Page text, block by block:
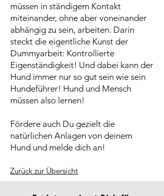
müssen in ständigem Kontakt
miteinander, ohne aber voneinander
abhängig zu sein, arbeiten. Darin
steckt die eigentliche Kunst der
Dummyarbeit: Kontrollierte
Eigenständigkeit! Und dabei kann der
Hund immer nur so gut sein wie sein
Hundeführer! Hund und Mensch
müssen also lernen!
Fördere auch Du gezielt die
natürlichen Anlagen von deinem
Hund und melde dich an!
Zurück zur Übersicht